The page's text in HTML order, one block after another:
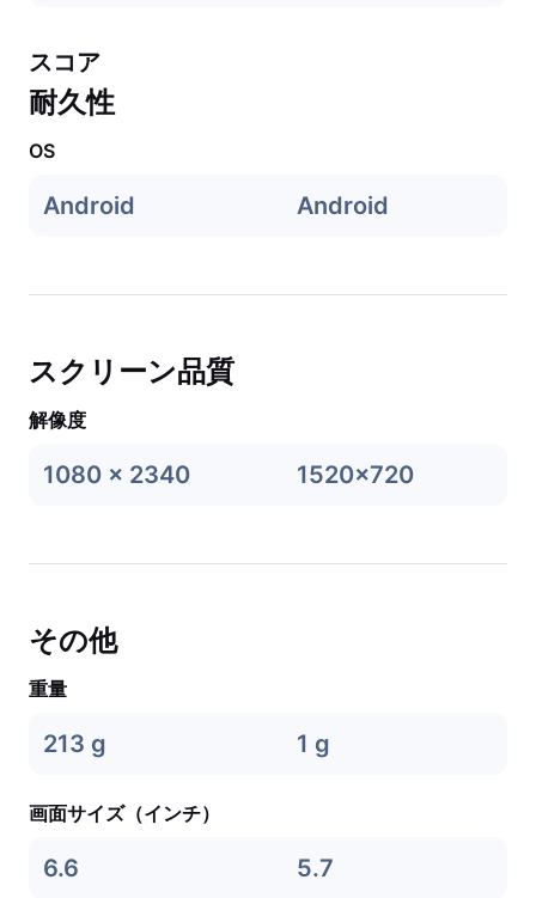
スコア
耐久性
OS
Android Android
スクリーン品質
解像度
1080 x 2340 1520x720
その他
重量
213 g 1 g
画面サイズ（インチ）
6.6 5.7